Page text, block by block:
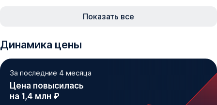
Показать все
Динамика цены
За последние 4 месяца
Цена повысилась
на 1,4 млн ₽